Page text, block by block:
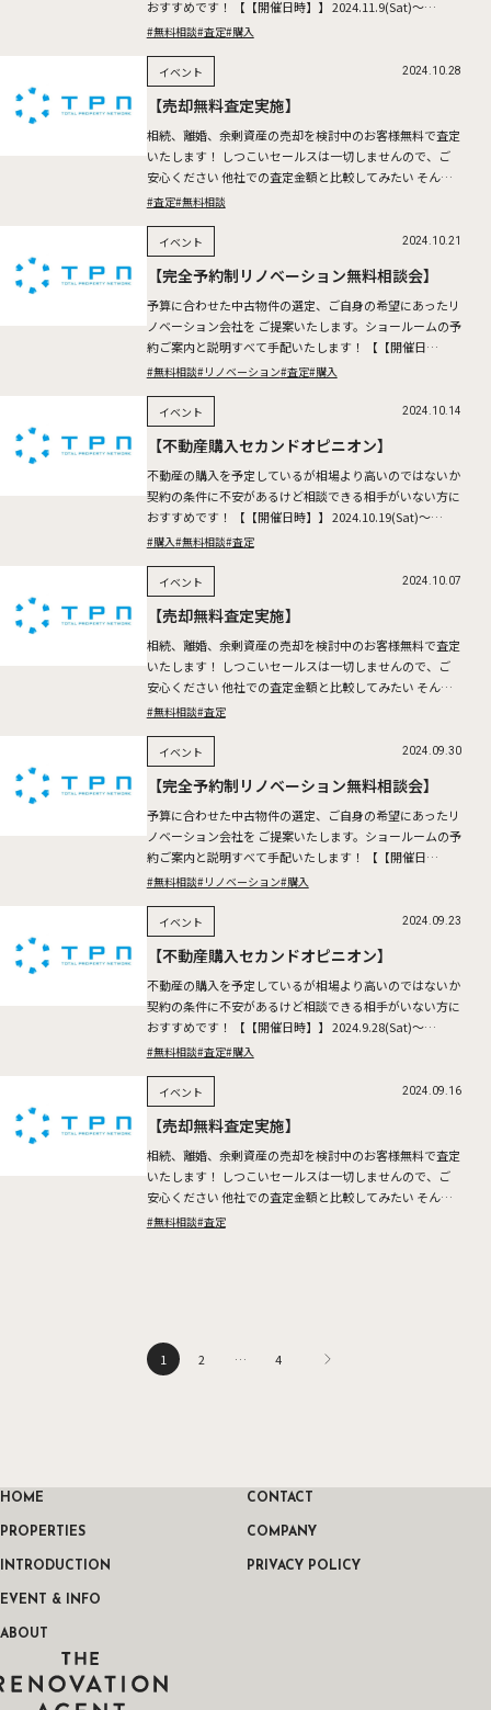
おすすめです！ 【【開催日時】】 2024.11.9(Sat)～
10(Sun) ※所要時間：1時間半～2時間を予定 […]
#無料相談#査定#購入
【売却無料査定実施】
相続、離婚、余剰資産の売却を検討中のお客様無料で査定
いたします！ しつこいセールスは一切しませんので、ご
安心ください 他社での査定金額と比較してみたい そんな
お客様も是非お問い合わせください。 2024.11.2(Sat […]
#査定#無料相談
イベント 2024.10.28
【完全予約制リノベーション無料相談会】
予算に合わせた中古物件の選定、ご自身の希望にあったリ
ノベーション会社を ご提案いたします。ショールームの予
約ご案内と説明すべて手配いたします！ 【【開催日
時】】 2024.10.26(Sat)～27(Sun) ※所要時間 […]
#無料相談#リノベーション#査定#購入
イベント 2024.10.21
【不動産購入セカンドオピニオン】
不動産の購入を予定しているが相場より高いのではないか
契約の条件に不安があるけど相談できる相手がいない方に
おすすめです！ 【【開催日時】】 2024.10.19(Sat)～
20(Sun) ※所要時間：1時間半～2時間を予 […]
#購入#無料相談#査定
イベント 2024.10.14
【売却無料査定実施】
相続、離婚、余剰資産の売却を検討中のお客様無料で査定
いたします！ しつこいセールスは一切しませんので、ご
安心ください 他社での査定金額と比較してみたい そんな
お客様も是非お問い合わせください。 2024.10.12(Sa […]
#無料相談#査定
イベント 2024.10.07
【完全予約制リノベーション無料相談会】
予算に合わせた中古物件の選定、ご自身の希望にあったリ
ノベーション会社を ご提案いたします。ショールームの予
約ご案内と説明すべて手配いたします！ 【【開催日
時】】 2024.10.5(Sat)～6(Sun) ※所要時間：1 […]
#無料相談#リノベーション#購入
イベント 2024.09.30
【不動産購入セカンドオピニオン】
不動産の購入を予定しているが相場より高いのではないか
契約の条件に不安があるけど相談できる相手がいない方に
おすすめです！ 【【開催日時】】 2024.9.28(Sat)～
29(Sun) ※所要時間：1時間半～2時間を予定 […]
#無料相談#査定#購入
イベント 2024.09.23
【売却無料査定実施】
相続、離婚、余剰資産の売却を検討中のお客様無料で査定
いたします！ しつこいセールスは一切しませんので、ご
安心ください 他社での査定金額と比較してみたい そんな
お客様も是非お問い合わせください。 2024.9.21(Sat […]
#無料相談#査定
イベント 2024.09.16
1 2 … 4
RENOVATION AGENT
HOME
PROPERTIES
INTRODUCTION
EVENT & INFO
ABOUT
CONTACT
COMPANY
PRIVACY POLICY